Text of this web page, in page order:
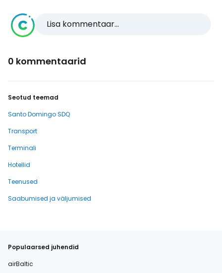
Lisa kommentaar...
0 kommentaarid
Seotud teemad
Santo Domingo SDQ
Transport
Terminali
Hotellid
Teenused
Saabumised ja väljumised
Populaarsed juhendid
airBaltic